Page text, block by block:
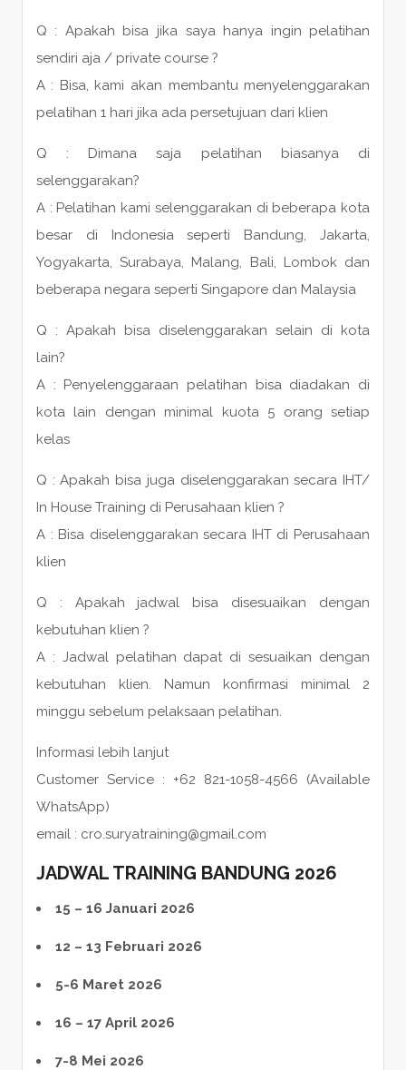
Q : Apakah bisa jika saya hanya ingin pelatihan
sendiri aja / private course ?
A : Bisa, kami akan membantu menyelenggarakan
pelatihan 1 hari jika ada persetujuan dari klien
Q : Dimana saja pelatihan biasanya di
selenggarakan?
A : Pelatihan kami selenggarakan di beberapa kota
besar di Indonesia seperti Bandung, Jakarta,
Yogyakarta, Surabaya, Malang, Bali, Lombok dan
beberapa negara seperti Singapore dan Malaysia
Q : Apakah bisa diselenggarakan selain di kota
lain?
A : Penyelenggaraan pelatihan bisa diadakan di
kota lain dengan minimal kuota 5 orang setiap
kelas
Q : Apakah bisa juga diselenggarakan secara IHT/
In House Training di Perusahaan klien ?
A : Bisa diselenggarakan secara IHT di Perusahaan
klien
Q : Apakah jadwal bisa disesuaikan dengan
kebutuhan klien ?
A : Jadwal pelatihan dapat di sesuaikan dengan
kebutuhan klien. Namun konfirmasi minimal 2
minggu sebelum pelaksaan pelatihan.
Informasi lebih lanjut
Customer Service : +62 821-1058-4566 (Available
WhatsApp)
email : cro.suryatraining@gmail.com
JADWAL TRAINING BANDUNG 2026
15 – 16 Januari 2026
12 – 13 Februari 2026
5-6 Maret 2026
16 – 17 April 2026
7-8 Mei 2026